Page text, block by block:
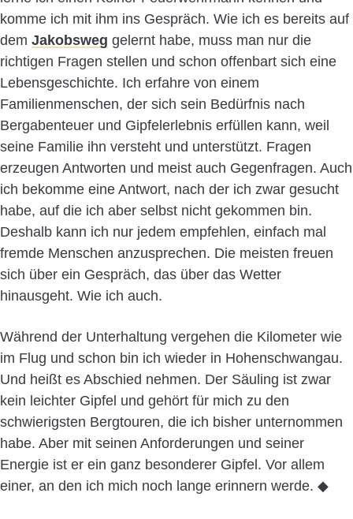
komme ich mit ihm ins Gespräch. Wie ich es bereits auf
dem Jakobsweg gelernt habe, muss man nur die
richtigen Fragen stellen und schon offenbart sich eine
Lebensgeschichte. Ich erfahre von einem
Familienmenschen, der sich sein Bedürfnis nach
Bergabenteuer und Gipfelerlebnis erfüllen kann, weil
seine Familie ihn versteht und unterstützt. Fragen
erzeugen Antworten und meist auch Gegenfragen. Auch
ich bekomme eine Antwort, nach der ich zwar gesucht
habe, auf die ich aber selbst nicht gekommen bin.
Deshalb kann ich nur jedem empfehlen, einfach mal
fremde Menschen anzusprechen. Die meisten freuen
sich über ein Gespräch, das über das Wetter
hinausgeht. Wie ich auch.
Während der Unterhaltung vergehen die Kilometer wie
im Flug und schon bin ich wieder in Hohenschwangau.
Und heißt es Abschied nehmen. Der Säuling ist zwar
kein leichter Gipfel und gehört für mich zu den
schwierigsten Bergtouren, die ich bisher unternommen
habe. Aber mit seinen Anforderungen und seiner
Energie ist er ein ganz besonderer Gipfel. Vor allem
einer, an den ich mich noch lange erinnern werde. ◆